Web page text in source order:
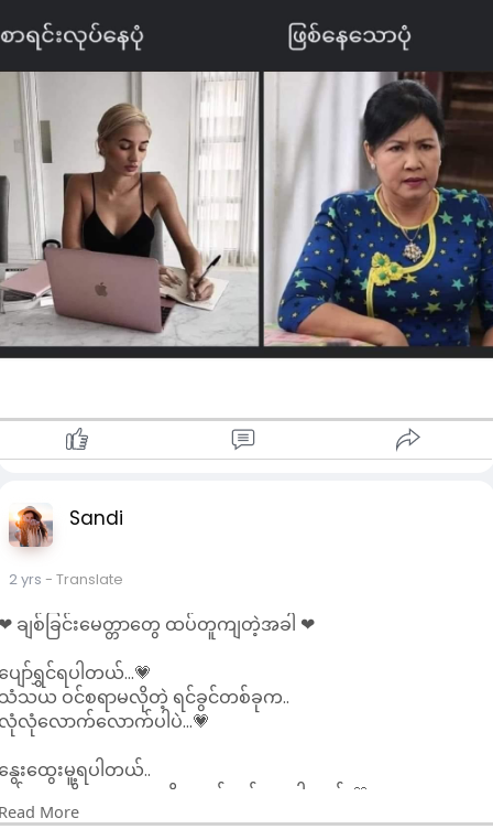
မှားအယွင်းလေးတွေထဲကနေ
ယ့်ဘဝရဲ့ မိတ်ဆွေစစ် လက်တွဲဖော်စစ်ကို
င် ရှာဖွေတွေ့ရှိတတ်တယ် ။ ❤️
Sandi
2 yrs - Translate
ချစ်ခြင်းမေတ္တာတွေ ထပ်တူကျတဲ့အခါ ❤
ျော်ရွှင်ရပါတယ်...💗
သယ ဝင်စရာမလိုတဲ့ ရင်ခွင်တစ်ခုက..
လုံလောက်လောက်ပါပဲ...💗
ေးထွေးမူ့ရပါတယ်..
ျစ်လားလို့ မေးစရာမလိုအောင် ချစ်ပေးပါတယ်..💗
More